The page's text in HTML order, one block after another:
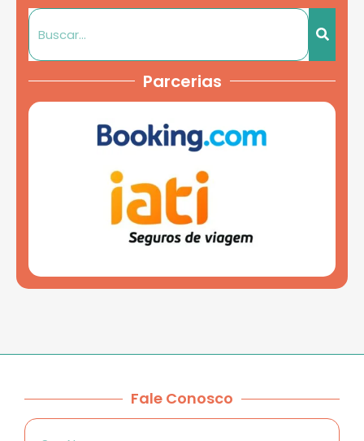
Parcerias
Fale Conosco